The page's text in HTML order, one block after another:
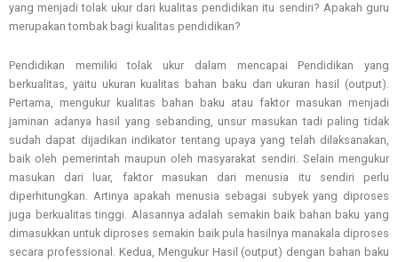
yang menjadi tolak ukur dari kualitas pendidikan itu sendiri? Apakah guru
merupakan tombak bagi kualitas pendidikan?
Pendidikan memiliki tolak ukur dalam mencapai Pendidikan yang
berkualitas, yaitu ukuran kualitas bahan baku dan ukuran hasil (output).
Pertama, mengukur kualitas bahan baku atau faktor masukan menjadi
jaminan adanya hasil yang sebanding, unsur masukan tadi paling tidak
sudah dapat dijadikan indikator tentang upaya yang telah dilaksanakan,
baik oleh pemerintah maupun oleh masyarakat sendiri. Selain mengukur
masukan dari luar, faktor masukan dari menusia itu sendiri perlu
diperhitungkan. Artinya apakah menusia sebagai subyek yang diproses
juga berkualitas tinggi. Alasannya adalah semakin baik bahan baku yang
dimasukkan untuk diproses semakin baik pula hasilnya manakala diproses
secara professional. Kedua, Mengukur Hasil (output) dengan bahan baku